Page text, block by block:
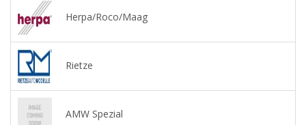
Herpa/Roco/Maag
Rietze
AMW Spezial